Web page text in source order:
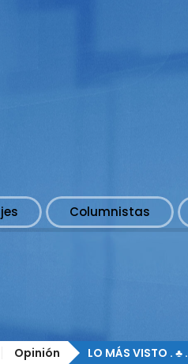
Columnistas
Opinión LO MÁS VISTO .